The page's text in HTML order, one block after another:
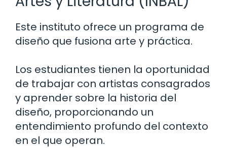
Este instituto ofrece un programa de
diseño que fusiona arte y práctica.
Los estudiantes tienen la oportunidad
de trabajar con artistas consagrados
y aprender sobre la historia del
diseño, proporcionando un
entendimiento profundo del contexto
en el que operan.